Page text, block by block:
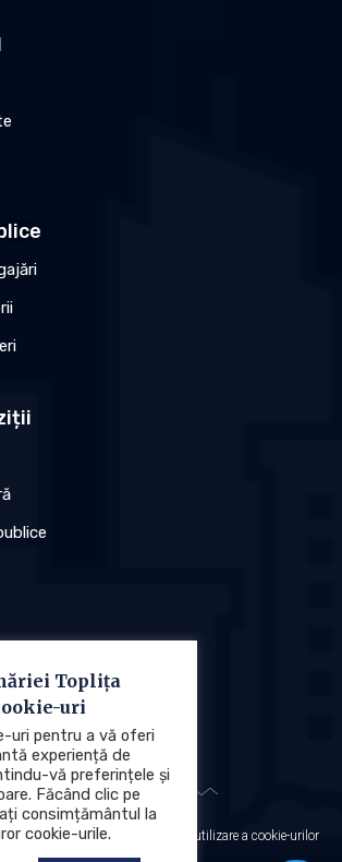
personal (GDPR) Politica de utilizare a cookie-urilor
Toplița
uri
uri pentru a vă oferi
experiență de
vă preferințele și
Făcând clic pe
consimțământul la
cookie-urile.